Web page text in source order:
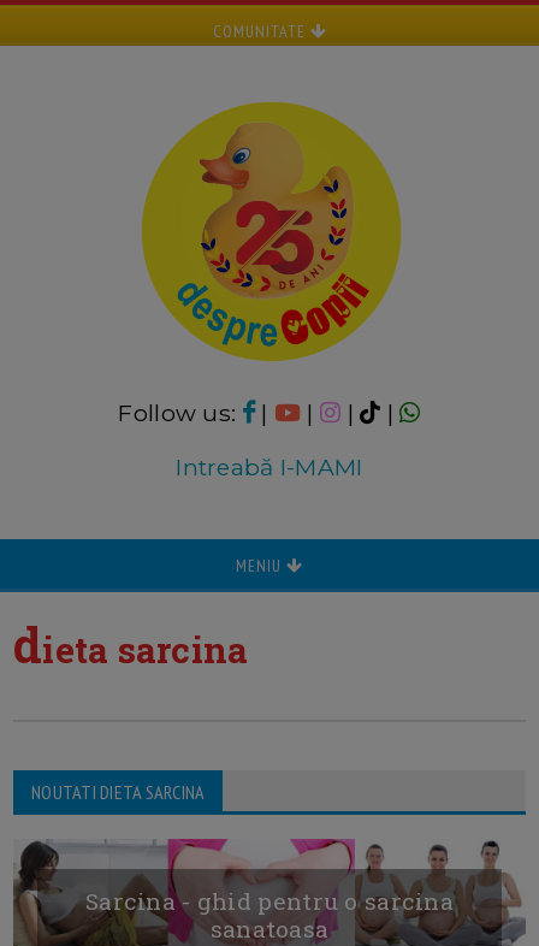
COMUNITATE
Follow us: | | |
|
Intreabă I-MAMI
MENIU
dieta sarcina
NOUTATI DIETA SARCINA
Sarcina - ghid pentru o sarcina
sanatoasa